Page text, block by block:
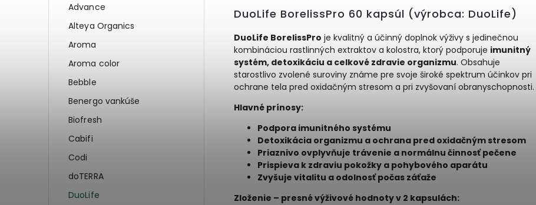
Advance
Alteya Organics
Aroma
Aroma color
Bebble
Benergo vankúše
Biofresh
Cabifi
Codi
doTERRA
DuoLife
DuoLife BorelissPro 60 kapsúl (výrobca: DuoLife)
DuoLife BorelissPro je kvalitný a účinný doplnok výživy s jedinečnou
kombináciou rastlinných extraktov a kolostra, ktorý podporuje imunitný
systém, detoxikáciu a celkové zdravie organizmu. Obsahuje
starostlivo zvolené suroviny známe pre svoje široké spektrum účinkov pri
ochrane tela pred oxidačným stresom a pri zvyšovaní obranyschopnosti.
Hlavné prínosy:
Podpora imunitného systému
Detoxikácia organizmu a ochrana pred oxidačným stresom
Priaznivo ovplyvňuje trávenie a normálnu činnosť pečene
Prispieva k zdraviu pokožky a pohybového aparátu
Zvyšuje vitalitu a odolnosť počas záťaže
Zloženie – presné výživové hodnoty v 2 kapsulách: